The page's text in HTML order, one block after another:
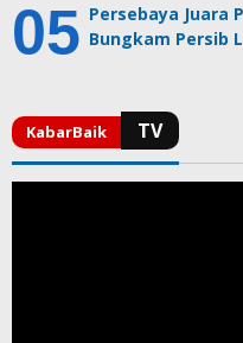
Persebaya Juara
Bungkam Persib